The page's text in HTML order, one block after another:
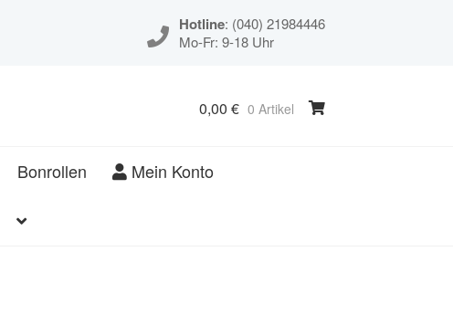
Hotline: (040) 21984446
Mo-Fr: 9-18 Uhr
0,00 € 0 Artikel
Bonrollen Mein Konto